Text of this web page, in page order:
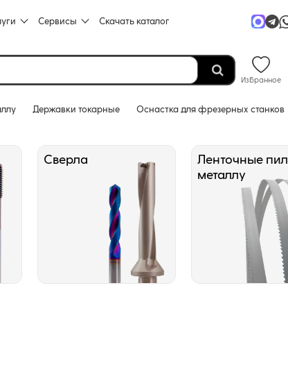
Сервисы Скачать каталог
Избранное
Державки токарные Оснастка для фрезерных станков
Сверла
Ленточные
металлу